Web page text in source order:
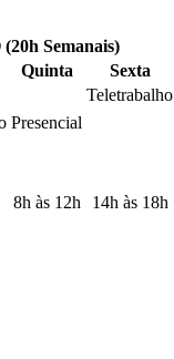
Semanais)
Quinta Sexta
Presencial
Teletrabalho
8h às 12h 14h às 18h